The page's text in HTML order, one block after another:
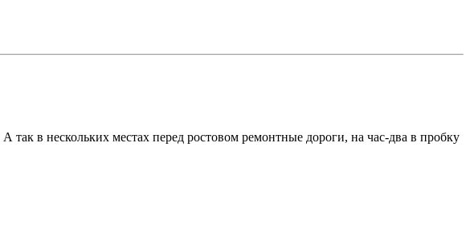
в нескольких местах перед ростовом ремонтные дороги, на час-два в пробку